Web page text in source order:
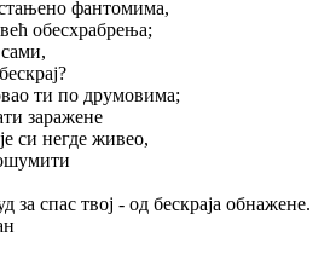
фантомима,
обесхрабрења;
ти по друмовима;
заражене
си негде живео,
за спас твој - од бескраја обнажене.